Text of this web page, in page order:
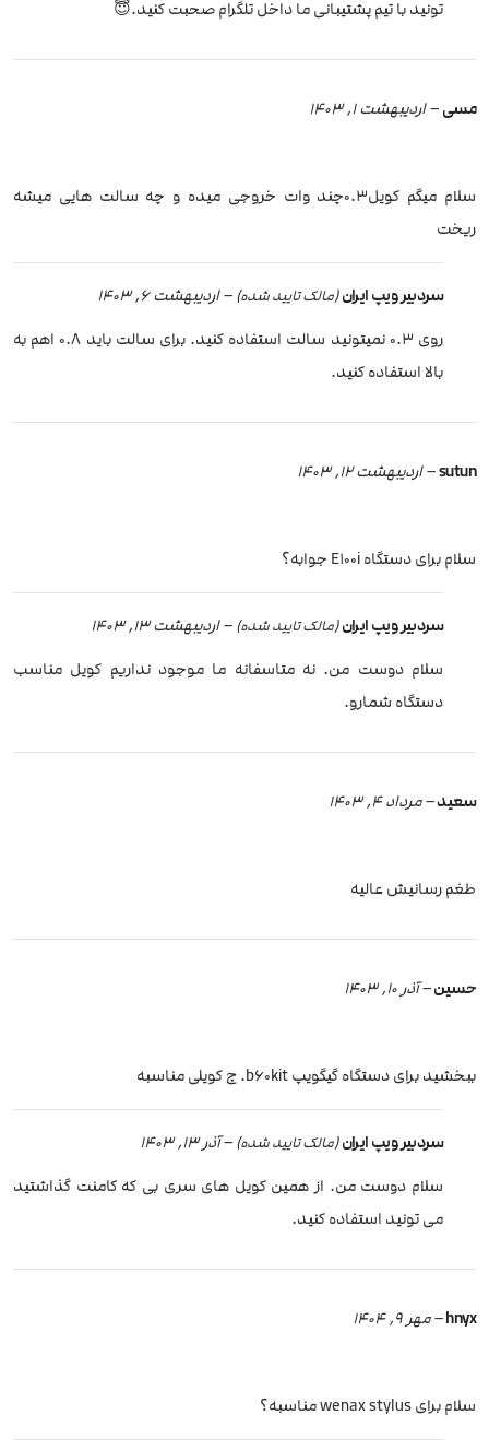
تونید با تیم پشتیبانی ما داخل تلگرام صحبت کنید.😇
مسی–اردیبهشت 1, 1403
سلام میگم کویل۰.۳چند وات خروجی میده و چه سالت هایی میشه
ریخت
سردبیر ویپ ایران(مالک تایید شده) – اردیبهشت 6, 1403
روی 0.3 نمیتونید سالت استفاده کنید. برای سالت باید 0.8 اهم به
بالا استفاده کنید.
sutun
–اردیبهشت 12, 1403
سلام برای دستگاه E100i جوابه؟
سردبیر ویپ ایران(مالک تایید شده) – اردیبهشت 13, 1403
سلام دوست من. نه متاسفانه ما موجود نداریم کویل مناسب
دستگاه شمارو.
سعید– مرداد 4, 1403
طغم رسانیش عالیه
حسین–آذر 10, 1403
ببخشید برای دستگاه گیگویپ b60kit. چ کویلی مناسبه
سردبیر ویپ ایران(مالک تایید شده) –آذر 13, 1403
سلام دوست من. از همین کویل های سری بی که کامنت گذاشتید
می تونید استفاده کنید.
hnyx
– مهر 9, 1404
سلام برای wenax stylus مناسبه؟